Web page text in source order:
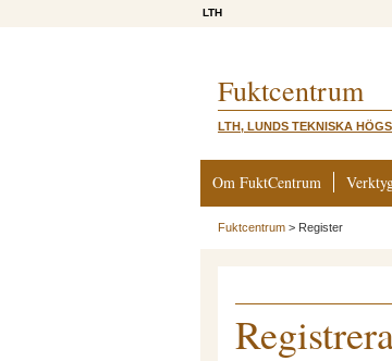
LTH
Fuktcentrum
LTH, LUNDS TEKNISKA
Om FuktCentrum
Fuktcentrum > Register